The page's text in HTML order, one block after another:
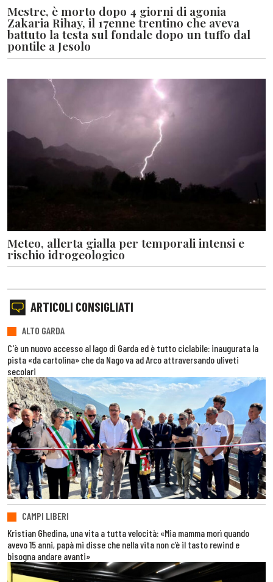
Mestre, è morto dopo 4 giorni di agonia
Zakaria Rihay, il 17enne trentino che aveva
battuto la testa sul fondale dopo un tuffo dal
pontile a Jesolo
Meteo, allerta gialla per temporali intensi e
rischio idrogeologico
ARTICOLI CONSIGLIATI
ALTO GARDA
C'è un nuovo accesso al lago di Garda ed è tutto ciclabile: inaugurata la
pista «da cartolina» che da Nago va ad Arco attraversando uliveti
secolari
CAMPI LIBERI
Kristian Ghedina, una vita a tutta velocità: «Mia mamma morì quando
avevo 15 anni, papà mi disse che nella vita non c’è il tasto rewind e
bisogna andare avanti»